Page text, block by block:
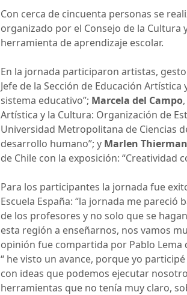
Con cerca de cincuenta personas se
organizado por el Consejo de la
herramienta de aprendizaje escolar.
En la jornada participaron artistas,
Jefe de la Sección de Educación
sistema educativo”; Marcela del Campo
Artística y la Cultura: Organización de
Universidad Metropolitana de Ciencias
desarrollo humano”; y Marlen
de Chile con la exposición:
Para los participantes la jornada fue
Escuela España: “la jornada me
de los profesores y no solo que se
esta región a enseñarnos, nos vamos
opinión fue compartida por Pablo Lema
“ he visto un avance, porque yo
con ideas que podemos ejecutar
herramientas que no tenía muy claro,